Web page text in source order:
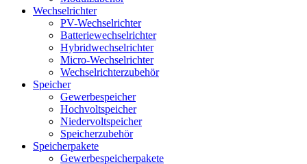
Wechselrichter
PV-Wechselrichter
Batteriewechselrichter
Hybridwechselrichter
Micro-Wechselrichter
Wechselrichterzubehör
Speicher
Gewerbespeicher
Hochvoltspeicher
Niedervoltspeicher
Speicherzubehör
Speicherpakete
Gewerbespeicherpakete